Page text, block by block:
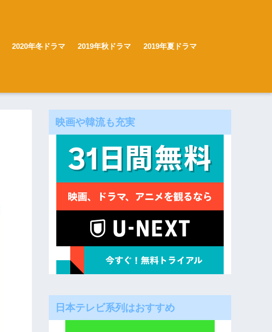
2020年冬ドラマ 2019年秋ドラマ 2019年夏ドラマ
映画や韓流も充実
日本テレビ系列はおすすめ